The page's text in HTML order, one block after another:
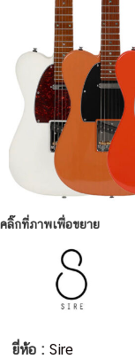
คลิ๊กที่ภาพเพื่อขยาย
ยี่ห้อ : Sire